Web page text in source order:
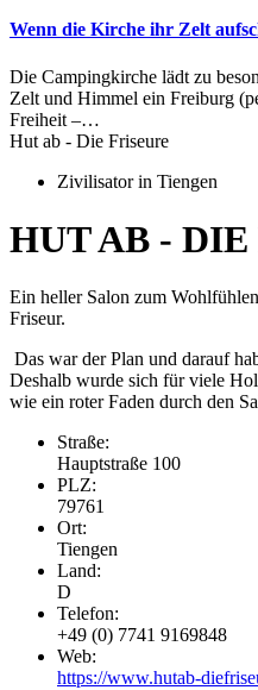
Wenn die Kirche ihr Zelt
Die Campingkirche lädt zu
Zelt und Himmel ein Freiburg
Freiheit –…
Hut ab - Die Friseure
Zivilisator in Tiengen
HUT AB -
Ein heller Salon zum
Friseur.
Das war der Plan und darauf
Deshalb wurde sich für viele
wie ein roter Faden durch den
Straße:
Hauptstraße 100
PLZ:
79761
Ort:
Tiengen
Land:
D
Telefon:
+49 (0) 7741 9169848
Web:
https://www.hutab-